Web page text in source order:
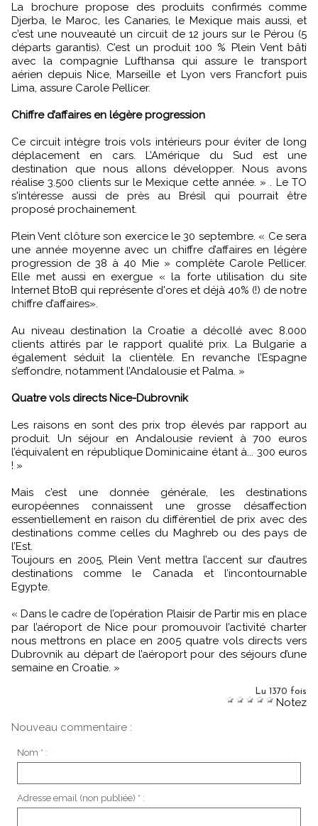
La brochure propose des produits confirmés comme
Djerba, le Maroc, les Canaries, le Mexique mais aussi, et
c’est une nouveauté un circuit de 12 jours sur le Pérou (5
départs garantis). C’est un produit 100 % Plein Vent bâti
avec la compagnie Lufthansa qui assure le transport
aérien depuis Nice, Marseille et Lyon vers Francfort puis
Lima, assure Carole Pellicer.
Chiffre d’affaires en légère progression
Ce circuit intègre trois vols intérieurs pour éviter de long
déplacement en cars. L’Amérique du Sud est une
destination que nous allons développer. Nous avons
réalise 3.500 clients sur le Mexique cette année. » . Le TO
s'intéresse aussi de près au Brésil qui pourrait être
proposé prochainement.
Plein Vent clôture son exercice le 30 septembre. « Ce sera
une année moyenne avec un chiffre d’affaires en légère
progression de 38 à 40 Mie » complète Carole Pellicer.
Elle met aussi en exergue « la forte utilisation du site
Internet BtoB qui représente d'ores et déjà 40% (!) de notre
chiffre d’affaires».
Au niveau destination la Croatie a décollé avec 8.000
clients attirés par le rapport qualité prix. La Bulgarie a
également séduit la clientèle. En revanche l’Espagne
s’effondre, notamment l’Andalousie et Palma. »
Quatre vols directs Nice-Dubrovnik
Les raisons en sont des prix trop élevés par rapport au
produit. Un séjour en Andalousie revient à 700 euros
l’équivalent en république Dominicaine étant à... 300 euros
! »
Mais c’est une donnée générale, les destinations
européennes connaissent une grosse désaffection
essentiellement en raison du différentiel de prix avec des
destinations comme celles du Maghreb ou des pays de
l’Est.
Toujours en 2005, Plein Vent mettra l’accent sur d’autres
destinations comme le Canada et l’incontournable
Egypte.
« Dans le cadre de l’opération Plaisir de Partir mis en place
par l’aéroport de Nice pour promouvoir l’activité charter
nous mettrons en place en 2005 quatre vols directs vers
Dubrovnik au départ de l’aéroport pour des séjours d’une
semaine en Croatie. »
Lu 1370 fois
Notez
Nouveau commentaire :
Nom * :
Adresse email (non publiée) * :